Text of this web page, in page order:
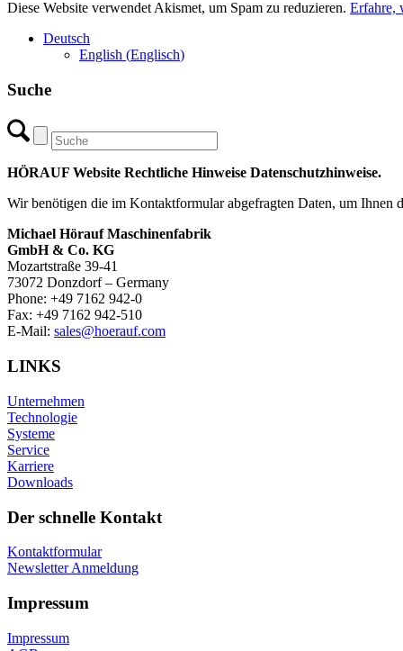
Diese Website verwendet Akismet, um Spam zu reduzieren. Erfahre,
Deutsch
English (Englisch)
Suche
HÖRAUF Website Rechtliche Hinweise Datenschutzhinweise.
Wir benötigen die im Kontaktformular abgefragten Daten, um Ihnen
Michael Hörauf Maschinenfabrik
GmbH & Co. KG
Mozartstraße 39-41
73072 Donzdorf – Germany
Phone: +49 7162 942-0
Fax: +49 7162 942-510
E-Mail: sales@hoerauf.com
LINKS
Unternehmen
Technologie
Systeme
Service
Karriere
Downloads
Der schnelle Kontakt
Kontaktformular
Newsletter Anmeldung
Impressum
Impressum